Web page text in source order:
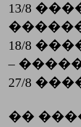
13/8
18/8
–
27/8
��